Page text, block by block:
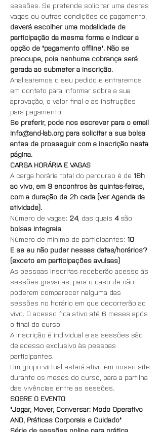
sessões. Se pretende solicitar uma destas
vagas ou outras condições de pagamento,
deverá escolher uma modalidade de
participação da mesma forma e indicar a
opção de "pagamento offline". Não se
preocupe, pois nenhuma cobrança será
gerada ao submeter a inscrição.
Analisaremos o seu pedido e entraremos
em contato para informar sobre a sua
aprovação, o valor final e as instruções
para pagamento.
Se preferir, pode nos escrever para o email
info@and-lab.org para solicitar a sua bolsa
antes de prosseguir com a inscrição nesta
página.
CARGA HORÁRIA E VAGAS
A carga horária total do percurso é de 18h
ao vivo, em 9 encontros às quintas-feiras,
com a duração de 2h cada (ver Agenda da
atividade).
Número de vagas: 24, das quais 4 são
bolsas integrais
Número de mínimo de participantes: 10
E se eu não puder nessas datas/horários?
(exceto em participações avulsas)
As pessoas inscritas receberão acesso às
sessões gravadas, para o caso de não
poderem comparecer nalguma das
sessões no horário em que decorrerão ao
vivo. O acesso fica ativo até 6 meses após
o final do curso.
A inscrição é individual e as sessões são
de acesso exclusivo às pessoas
participantes.
Um grupo virtual estará ativo em nosso site
durante os meses do curso, para a partilha
das vivências entre as sessões.
SOBRE O EVENTO
"Jogar, Mover, Conversar: Modo Operativo
AND, Práticas Corporais e Cuidado"
Série de sessões online para prática